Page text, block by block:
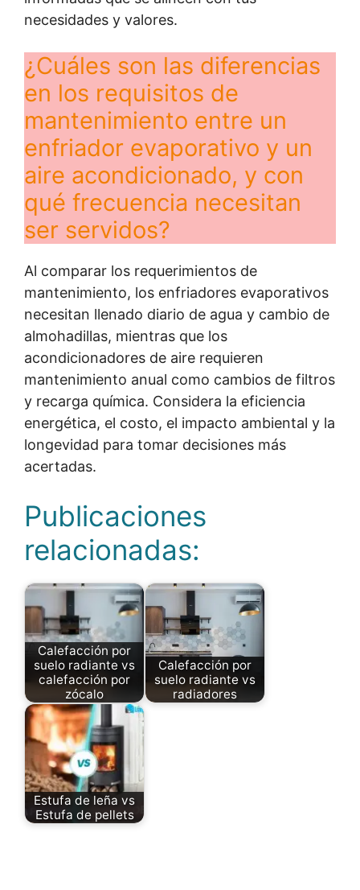
necesidades y valores.
¿Cuáles son las diferencias
en los requisitos de
mantenimiento entre un
enfriador evaporativo y un
aire acondicionado, y con
qué frecuencia necesitan
ser servidos?
Al comparar los requerimientos de
mantenimiento, los enfriadores evaporativos
necesitan llenado diario de agua y cambio de
almohadillas, mientras que los
acondicionadores de aire requieren
mantenimiento anual como cambios de filtros
y recarga química. Considera la eficiencia
energética, el costo, el impacto ambiental y la
longevidad para tomar decisiones más
acertadas.
Publicaciones
relacionadas:
Calefacción por
suelo radiante vs
calefacción por
zócalo
Calefacción por
suelo radiante vs
radiadores
Estufa de leña vs
Estufa de pellets